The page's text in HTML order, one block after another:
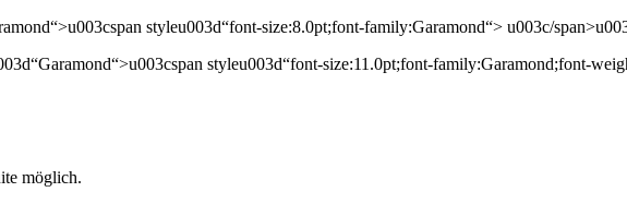
styleu003d“font-size:8.0pt;font-family:Garamond“> u003c/
styleu003d“font-size:11.0pt;font-family:Garamond;font-
möglich.